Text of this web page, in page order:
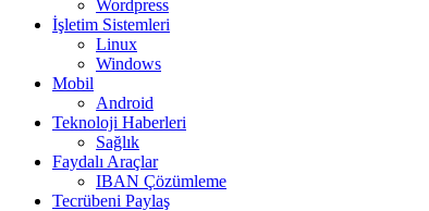
Wordpress
İşletim Sistemleri
Linux
Windows
Mobil
Android
Teknoloji Haberleri
Sağlık
Faydalı Araçlar
IBAN Çözümleme
Tecrübeni Paylaş